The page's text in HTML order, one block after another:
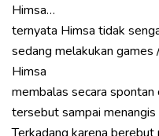
Himsa…
ternyata Himsa tidak
sedang melakukan games
Himsa
membalas secara
tersebut sampai menangis